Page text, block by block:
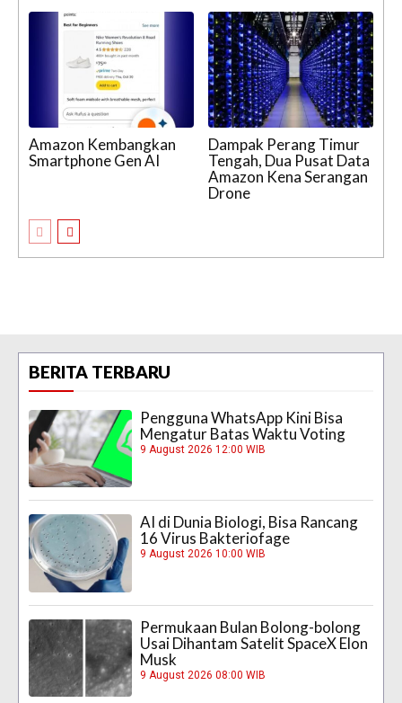
Amazon Kembangkan
Smartphone Gen AI
Dampak Perang Timur
Tengah, Dua Pusat Data
Amazon Kena Serangan
Drone
BERITA TERBARU
Pengguna WhatsApp Kini Bisa
Mengatur Batas Waktu Voting
9 August 2026 12:00 WIB
AI di Dunia Biologi, Bisa Rancang
16 Virus Bakteriofage
9 August 2026 10:00 WIB
Permukaan Bulan Bolong-bolong
Usai Dihantam Satelit SpaceX Elon
Musk
9 August 2026 08:00 WIB